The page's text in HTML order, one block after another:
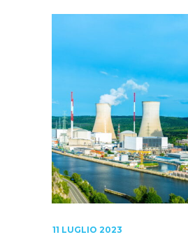
11 LUGLIO 2023